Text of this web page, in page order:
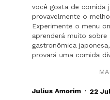
você gosta de comida
provavelmente o
Experimente o menu
aprenderá muito sobre
gastronômica
provará uma comida
Julius Amorim . 22